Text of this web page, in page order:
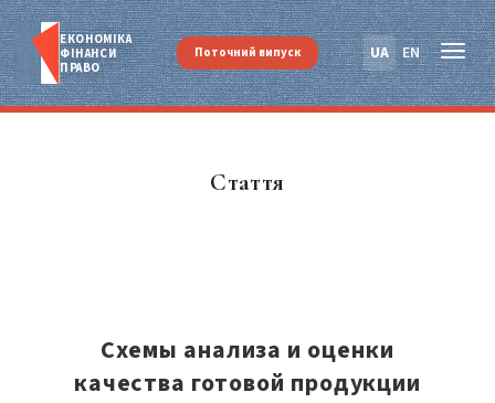
ЕКОНОМІКА
ФІНАНСИ
ПРАВО
UA EN
Поточний випуск
Стаття
Схемы анализа и оценки
качества готовой продукции